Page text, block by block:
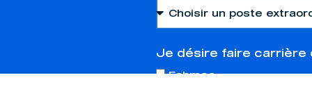
Je désire faire carrière
Fabmec